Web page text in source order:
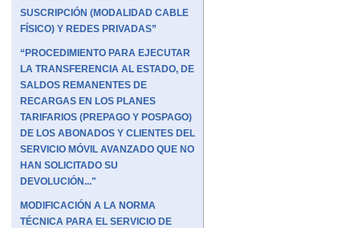
SUSCRIPCIÓN (MODALIDAD CABLE
FÍSICO) Y REDES PRIVADAS”
“PROCEDIMIENTO PARA EJECUTAR
LA TRANSFERENCIA AL ESTADO, DE
SALDOS REMANENTES DE
RECARGAS EN LOS PLANES
TARIFARIOS (PREPAGO Y POSPAGO)
DE LOS ABONADOS Y CLIENTES DEL
SERVICIO MÓVIL AVANZADO QUE NO
HAN SOLICITADO SU
DEVOLUCIÓN..."
MODIFICACIÓN A LA NORMA
TÉCNICA PARA EL SERVICIO DE